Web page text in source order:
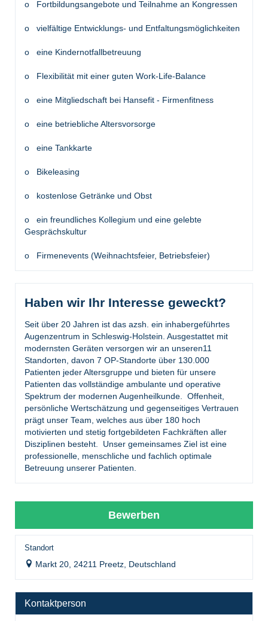
o Fortbildungsangebote und Teilnahme an Kongressen
o vielfältige Entwicklungs- und Entfaltungsmöglichkeiten
o eine Kindernotfallbetreuung
o Flexibilität mit einer guten Work-Life-Balance
o eine Mitgliedschaft bei Hansefit - Firmenfitness
o eine betriebliche Altersvorsorge
o eine Tankkarte
o Bikeleasing
o kostenlose Getränke und Obst
o ein freundliches Kollegium und eine gelebte
Gesprächskultur
o Firmenevents (Weihnachtsfeier, Betriebsfeier)
Haben wir Ihr Interesse geweckt?
Seit über 20 Jahren ist das azsh. ein inhabergeführtes
Augenzentrum in Schleswig-Holstein. Ausgestattet mit
modernsten Geräten versorgen wir an unseren11
Standorten, davon 7 OP-Standorte über 130.000
Patienten jeder Altersgruppe und bieten für unsere
Patienten das vollständige ambulante und operative
Spektrum der modernen Augenheilkunde. Offenheit,
persönliche Wertschätzung und gegenseitiges Vertrauen
prägt unser Team, welches aus über 180 hoch
motivierten und stetig fortgebildeten Fachkräften aller
Disziplinen besteht. Unser gemeinsames Ziel ist eine
professionelle, menschliche und fachlich optimale
Betreuung unserer Patienten.
Bewerben
Standort
Markt 20, 24211 Preetz, Deutschland
Kontaktperson